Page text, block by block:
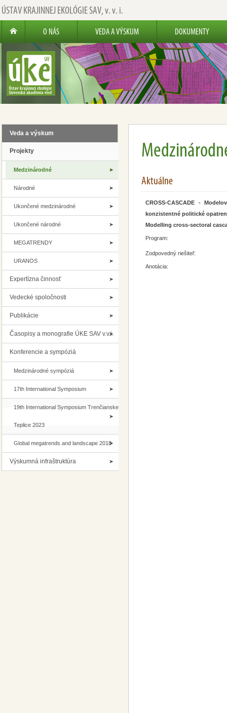
ÚSTAV KRAJINNEJ EKOLÓGIE SAV,v. v. i.
O NÁS VEDA A VÝSKUM DOKUMENTY
Veda a výskum
Projekty
Medzinárodné
Národné
Ukončené medzinárodné
Ukončené národné
MEGATRENDY
URANOS
Expertízna činnosť
Vedecké spoločnosti
Publikácie
Časopisy a monografie ÚKE SAV v.v.i.
Konferencie a sympóziá
Medzinárodné sympóziá
17th International Symposium
19th International Symposium Trenčianske
Teplice 2023
Global megatrends and landscape 2018
Výskumná infraštruktúra
Aktuálne
CROSS-CASCADE -
konzistentné politické
Modelling cross-sectoral
Program:
Zodpovedný riešiteľ:
Anotácia: